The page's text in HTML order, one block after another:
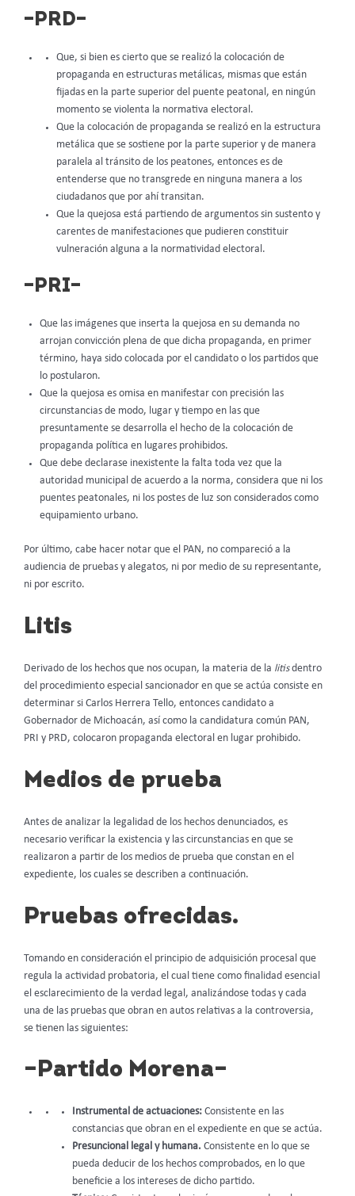
–PRD–
Que, si bien es cierto que se realizó la colocación de
propaganda en estructuras metálicas, mismas que están
fijadas en la parte superior del puente peatonal, en ningún
momento se violenta la normativa electoral.
Que la colocación de propaganda se realizó en la estructura
metálica que se sostiene por la parte superior y de manera
paralela al tránsito de los peatones, entonces es de
entenderse que no transgrede en ninguna manera a los
ciudadanos que por ahí transitan.
Que la quejosa está partiendo de argumentos sin sustento y
carentes de manifestaciones que pudieren constituir
vulneración alguna a la normatividad electoral.
–PRI–
Que las imágenes que inserta la quejosa en su demanda no
arrojan convicción plena de que dicha propaganda, en primer
término, haya sido colocada por el candidato o los partidos que
lo postularon.
Que la quejosa es omisa en manifestar con precisión las
circunstancias de modo, lugar y tiempo en las que
presuntamente se desarrolla el hecho de la colocación de
propaganda política en lugares prohibidos.
Que debe declarase inexistente la falta toda vez que la
autoridad municipal de acuerdo a la norma, considera que ni los
puentes peatonales, ni los postes de luz son considerados como
equipamiento urbano.
Por último, cabe hacer notar que el PAN, no compareció a la
audiencia de pruebas y alegatos, ni por medio de su representante,
ni por escrito.
Litis
Derivado de los hechos que nos ocupan, la materia de la litisdentro
del procedimiento especial sancionador en que se actúa consiste en
determinar si Carlos Herrera Tello, entonces candidato a
Gobernador de Michoacán, así como la candidatura común PAN,
PRI y PRD, colocaron propaganda electoral en lugar prohibido.
Medios de prueba
Antes de analizar la legalidad de los hechos denunciados, es
necesario verificar la existencia y las circunstancias en que se
realizaron a partir de los medios de prueba que constan en el
expediente, los cuales se describen a continuación.
Pruebas ofrecidas.
Tomando en consideración el principio de adquisición procesal que
regula la actividad probatoria, el cual tiene como finalidad esencial
el esclarecimiento de la verdad legal, analizándose todas y cada
una de las pruebas que obran en autos relativas a la controversia,
se tienen las siguientes:
–Partido Morena–
Instrumental de actuaciones:Consistente en las
constancias que obran en el expediente en que se actúa.
Presuncional legal y humana.Consistente en lo que se
pueda deducir de los hechos comprobados, en lo que
beneficie a los intereses de dicho partido.